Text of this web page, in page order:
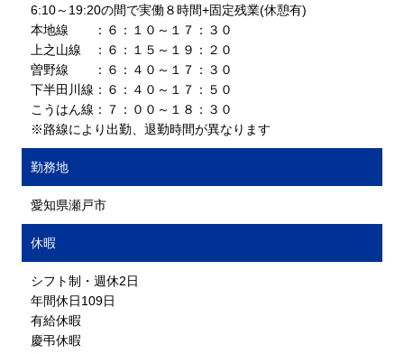
6:10～19:20の間で実働８時間+固定残業(休憩有)
本地線 ：６：１０～１７：３０
上之山線 ：６：１５～１９：２０
曽野線 ：６：４０～１７：３０
下半田川線：６：４０～１７：５０
こうはん線：７：００～１８：３０
※路線により出勤、退勤時間が異なります
勤務地
愛知県瀬戸市
休暇
シフト制・週休2日
年間休日109日
有給休暇
慶弔休暇